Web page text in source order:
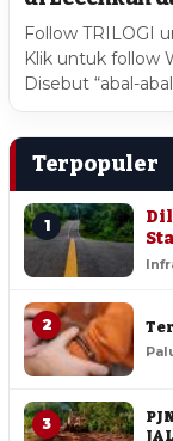
Follow TRILOGI
Klik untuk follow
Disebut “abal-
Terpopuler
1
2
3